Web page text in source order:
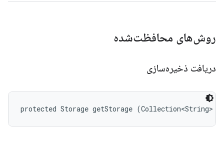
روش‌های محافظت‌شده
دریافت ذخیره‌سازی
protected Storage getStorage (Collection<String>